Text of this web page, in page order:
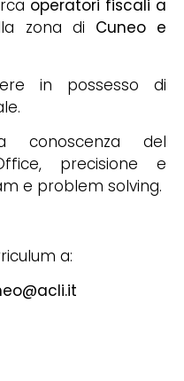
operatori fiscali a
zona di Cuneo e
in possesso di
conoscenza del
precisione e
e problem solving.
a: